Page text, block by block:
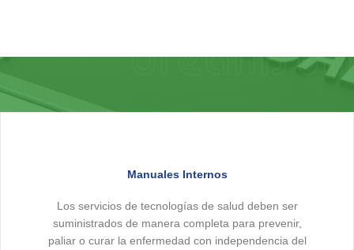
Manuales Internos
Los servicios de tecnologías de salud deben ser
suministrados de manera completa para prevenir,
paliar o curar la enfermedad con independencia del